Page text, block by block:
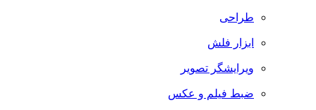
طراحی
ابزار فلش
ویرایشگر تصویر
ضبط فيلم و عكس